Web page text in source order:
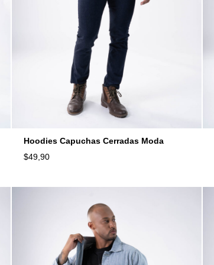
Hoodies Capuchas Cerradas Moda
$49,90